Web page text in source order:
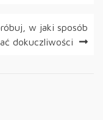
w jaki sposób
dokuczliwości